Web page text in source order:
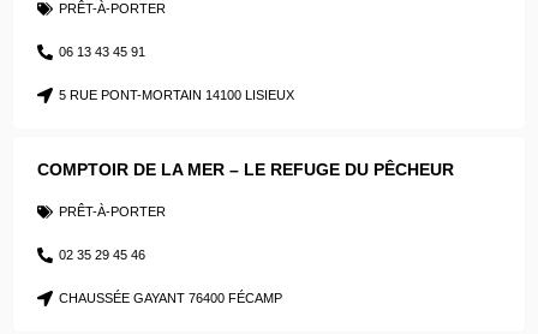
PRÊT-À-PORTER
06 13 43 45 91
5 RUE PONT-MORTAIN 14100 LISIEUX
COMPTOIR DE LA MER – LE REFUGE DU PÊCHEUR
PRÊT-À-PORTER
02 35 29 45 46
CHAUSSÉE GAYANT 76400 FÉCAMP